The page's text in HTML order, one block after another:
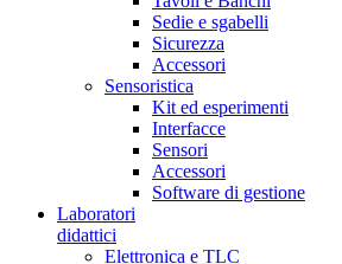
Sedie e sgabelli
Sicurezza
Accessori
Sensoristica
Kit ed esperimenti
Interfacce
Sensori
Accessori
Software di gestione
Laboratori
didattici
Elettronica e TLC